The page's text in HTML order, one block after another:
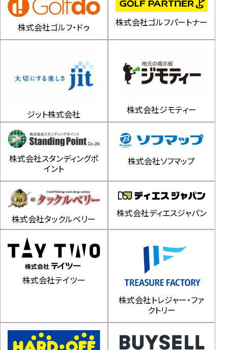
株式会社小牧
株式会社ゴルフ・ドゥ 株式会社ゴルフパートナー
ジット株式会社 株式会社ジモティー
株式会社スタンディングポ
イント
株式会社ソフマップ
株式会社タックルベリー 株式会社ディエスジャパン
株式会社テイツー
株式会社トレジャー・ファ
クトリー